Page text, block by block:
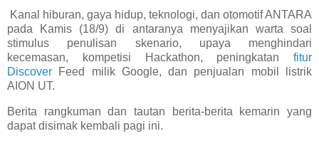
Kanal hiburan, gaya hidup, teknologi, dan otomotif ANTARA
pada Kamis (18/9) di antaranya menyajikan warta soal
stimulus penulisan skenario, upaya menghindari
kecemasan, kompetisi Hackathon, peningkatan fitur
Discover
Feed milik Google, dan penjualan mobil listrik
AION UT.
Berita rangkuman dan tautan berita-berita kemarin yang
dapat disimak kembali pagi ini.